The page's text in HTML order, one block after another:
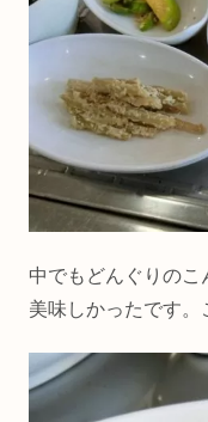
中でもどんぐりのこ
美味しかったです。